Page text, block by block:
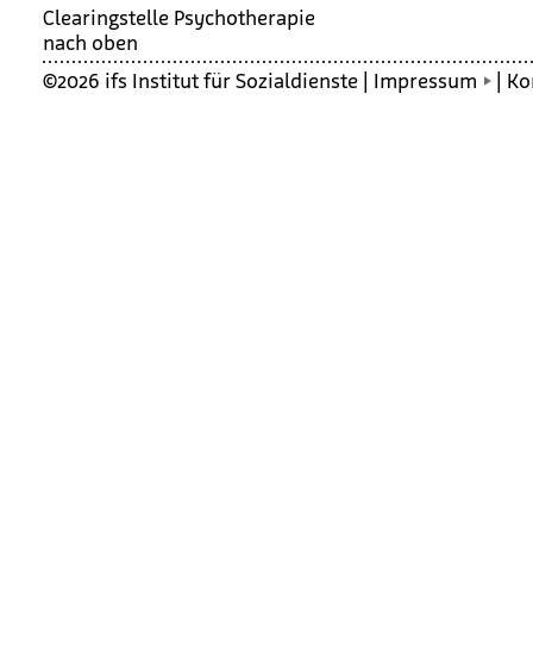
Clea­ring­stelle Psy­cho­the­ra­pie
nach oben
©2026 ifs Institut für Sozialdienste | Impressum